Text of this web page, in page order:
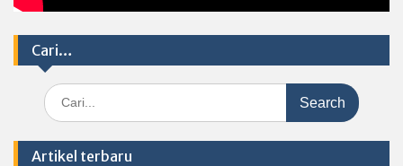
Cari…
Search
for:
Artikel terbaru